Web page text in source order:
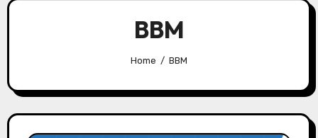
BBM
Home BBM